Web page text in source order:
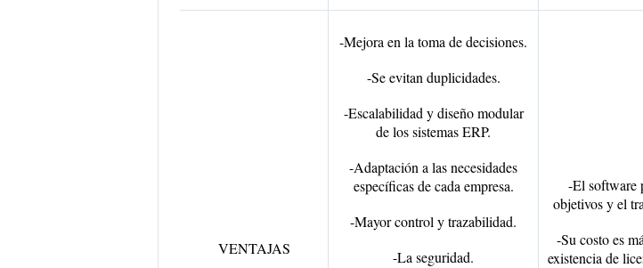
VENTAJAS
-Mejora en la toma de decisiones.
-Se evitan duplicidades.
-Escalabilidad y diseño modular
de los sistemas ERP.
-Adaptación a las necesidades
específicas de cada empresa.
-Mayor control y trazabilidad.
-La seguridad.
-El software
objetivos y el
-Su costo es
existencia de